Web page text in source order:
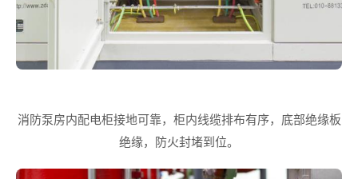
消防泵房内配电柜接地可靠，柜内线缆排布有序，底部绝缘板
绝缘，防火封堵到位。